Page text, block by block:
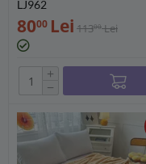
LJ962
8000 Lei 11300 Lei
+
−